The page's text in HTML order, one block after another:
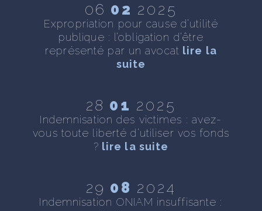
06 02 2025
Expropriation pour cause d’utilité
publique : l’obligation d’être
représenté par un avocat lire la
suite
28 01 2025
Indemnisation des victimes : avez-
vous toute liberté d’utiliser vos fonds
? lire la suite
29 08 2024
Indemnisation ONIAM insuffisante :